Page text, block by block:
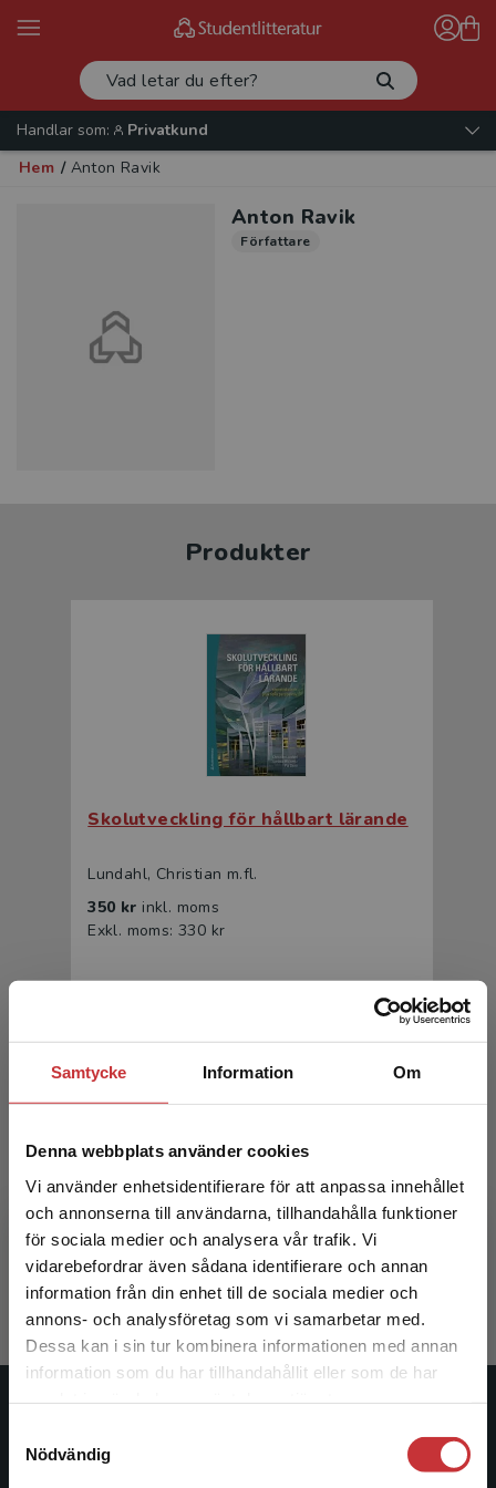
Samtycke Information Om
Denna webbplats använder cookies
Vi använder enhetsidentifierare för att anpassa innehållet
och annonserna till användarna, tillhandahålla funktioner
för sociala medier och analysera vår trafik. Vi
vidarebefordrar även sådana identifierare och annan
information från din enhet till de sociala medier och
annons- och analysföretag som vi samarbetar med.
Dessa kan i sin tur kombinera informationen med annan
information som du har tillhandahållit eller som de har
Nödvändig
Begränsad fraktregion
Det verkar som att du besöker
studentlitteratur.se via en enhet utanför Sverige.
Vi erbjuder inte leveranser utanför Sverige. För
att kunna slutföra ett köp måste
Handlar som:
Privatkund
Hem / Anton Ravik
Anton Ravik
Författare
Produkter
Skolutveckling för hållbart lärande
Lundahl, Christian m.fl.
350 kr inkl. moms
Exkl. moms: 330 kr
Skolutveckling för hållbart lärande
Lundahl, Christian m.fl.
217 krinkl. moms
Exkl. moms: 205 kr
Studentlitteratur grundades 1963 och är idag Sveriges